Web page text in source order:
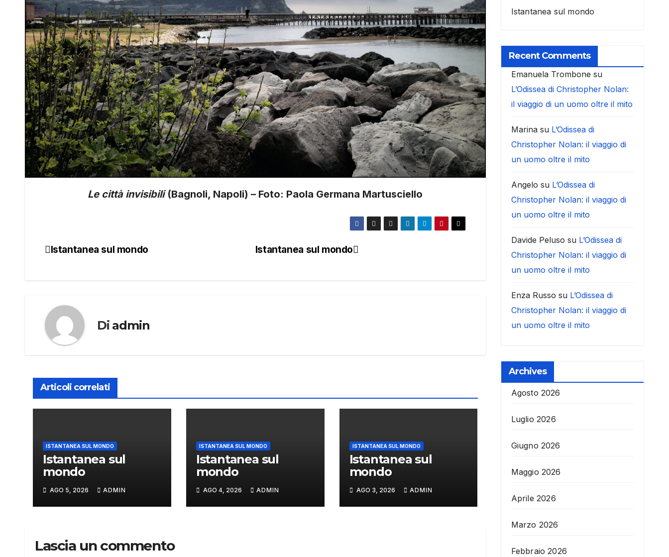
Le città invisibili (Bagnoli, Napoli) – Foto: Paola Germana Martusciello
Navigazione
Istantanea sul mondo
Istantanea sul mondo
Di admin
Articoli correlati
ISTANTANEA SUL MONDO
Istantanea sul
mondo
AGO 5, 2026 ADMIN
ISTANTANEA SUL MONDO
Istantanea sul
mondo
AGO 4, 2026 ADMIN
ISTANTANEA SUL MONDO
Istantanea sul
mondo
AGO 3, 2026 ADMIN
Lascia un commento
Istantanea sul mondo
Recent Comments
Emanuela Trombone su
L’Odissea di Christopher Nolan:
il viaggio di un uomo oltre il mito
Marinasu L’Odissea di
Christopher Nolan: il viaggio di
un uomo oltre il mito
Angelo su L’Odissea di
Christopher Nolan: il viaggio di
un uomo oltre il mito
Davide Peluso su L’Odissea di
Christopher Nolan: il viaggio di
un uomo oltre il mito
Enza Russo su L’Odissea di
Christopher Nolan: il viaggio di
un uomo oltre il mito
Archives
Agosto 2026
Luglio 2026
Giugno 2026
Maggio 2026
Aprile 2026
Marzo 2026
Febbraio 2026